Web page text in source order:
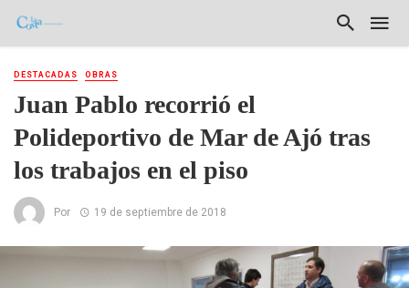
DESTACADAS OBRAS
Juan Pablo recorrió el
Polideportivo de Mar de Ajó tras
los trabajos en el piso
Por 19 de septiembre de 2018